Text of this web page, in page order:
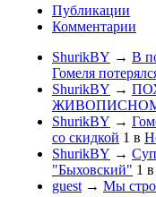
Публикации
Комментарии
ShurikBY → В
Гомеля
ShurikBY →
ShurikBY →
со скидкой 1 в
ShurikBY →
"Быховский" 1 в
guest → Мы